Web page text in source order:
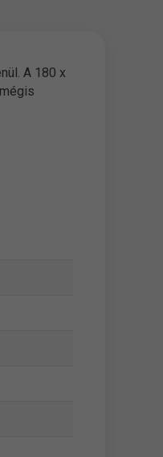
A 180 x